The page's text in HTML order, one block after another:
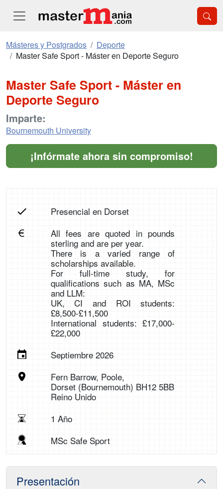
Másteres y Postgrados
Deporte
Master Safe Sport - Máster en Deporte Seguro
Master Safe Sport - Máster en
Deporte Seguro
Imparte:
Bournemouth University
¡Infórmate ahora sin compromiso!
Presencial en Dorset
All fees are quoted in pounds
sterling and are per year.
There is a varied range of
scholarships available.
For full-time study, for
qualifications such as MA, MSc
and LLM:
UK, CI and ROI students:
£8,500-£11,500
International students: £17,000-
£22,000
Septiembre 2026
Fern Barrow, Poole,
Dorset (Bournemouth) BH12 5BB
Reino Unido
1 Año
MSc Safe Sport
Presentación